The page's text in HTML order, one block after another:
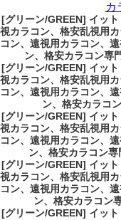
カ
[グリーン/GREEN] イッ
視カラコン、格安乱視用
コン、遠視用カラコン、
ン、格安カラコン専
[グリーン/GREEN] イッ
視カラコン、格安乱視用
コン、遠視用カラコン、
ン、格安カラコ
[グリーン/GREEN] イッ
視カラコン、格安乱視用
コン、遠視用カラコン、
ン、格安カラコン
[グリーン/GREEN] イッ
視カラコン、格安乱視用
コン、遠視用カラコン、
ン、格安カラコン
[グリーン/GREEN] イッ